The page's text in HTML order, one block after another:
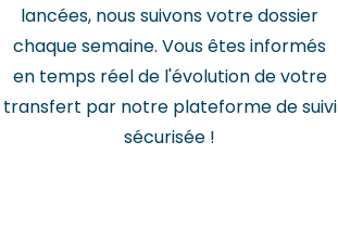
lancées, nous suivons votre dossier
chaque semaine. Vous êtes informés
en temps réel de l'évolution de votre
transfert par notre plateforme de suivi
sécurisée !